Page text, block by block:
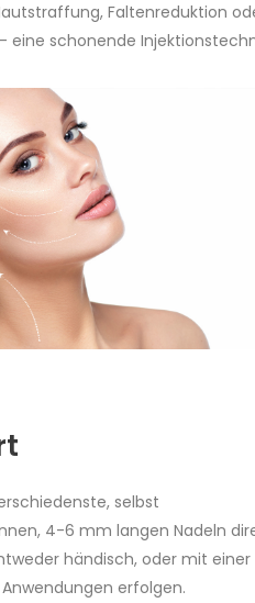
Faltenreduktion
eine schonende
selbst
4-6 mm langen Nadeln
händisch, oder mit einer
erfolgen.